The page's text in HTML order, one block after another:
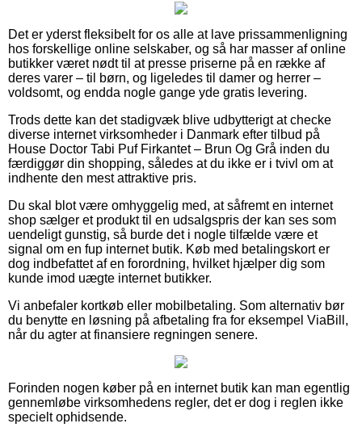
Det er yderst fleksibelt for os alle at lave prissammenligning
hos forskellige online selskaber, og så har masser af online
butikker været nødt til at presse priserne på en række af
deres varer – til børn, og ligeledes til damer og herrer –
voldsomt, og endda nogle gange yde gratis levering.
Trods dette kan det stadigvæk blive udbytterigt at checke
diverse internet virksomheder i Danmark efter tilbud på
House Doctor Tabi Puf Firkantet – Brun Og Grå inden du
færdiggør din shopping, således at du ikke er i tvivl om at
indhente den mest attraktive pris.
Du skal blot være omhyggelig med, at såfremt en internet
shop sælger et produkt til en udsalgspris der kan ses som
uendeligt gunstig, så burde det i nogle tilfælde være et
signal om en fup internet butik. Køb med betalingskort er
dog indbefattet af en forordning, hvilket hjælper dig som
kunde imod uægte internet butikker.
Vi anbefaler kortkøb eller mobilbetaling. Som alternativ bør
du benytte en løsning på afbetaling fra for eksempel ViaBill,
når du agter at finansiere regningen senere.
Forinden nogen køber på en internet butik kan man egentlig
gennemløbe virksomhedens regler, det er dog i reglen ikke
specielt ophidsende.